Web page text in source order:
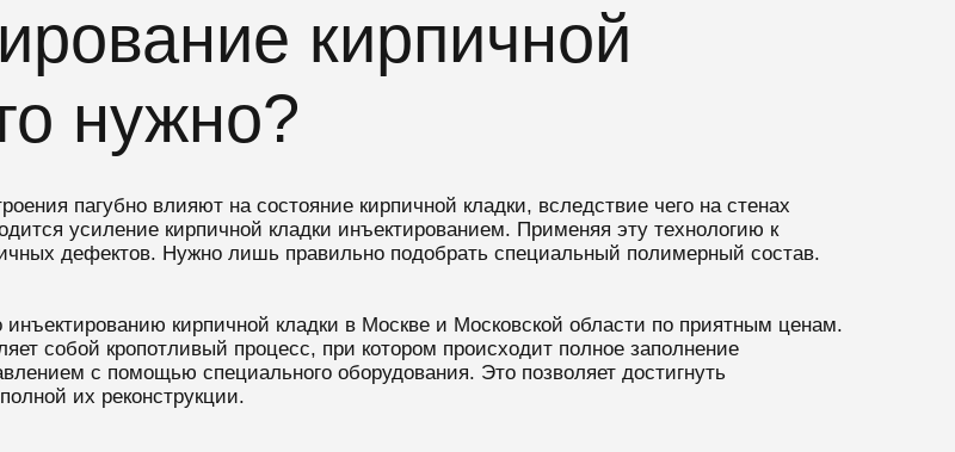
кирпичной
нужно?
пагубно влияют на состояние кирпичной кладки, вследствие чего на стенах
усиление кирпичной кладки инъектированием. Применяя эту технологию к
дефектов. Нужно лишь правильно подобрать специальный полимерный состав.
кирпичной кладки в Москве и Московской области по приятным ценам.
собой кропотливый процесс, при котором происходит полное заполнение
с помощью специального оборудования. Это позволяет достигнуть
их реконструкции.